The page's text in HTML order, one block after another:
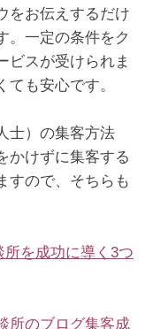
をお伝えするだけ
。一定の条件をク
ビスが受けられま
も安心です。
士）の集客方法
かけずに集客する
すので、そちらも
を成功に導く 3つ
所のブログ集客成